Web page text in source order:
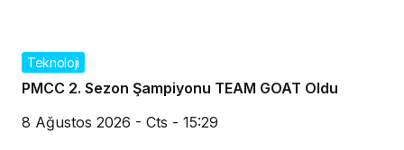
Teknoloji
PMCC 2. Sezon Şampiyonu TEAM GOAT Oldu
8 Ağustos 2026 - Cts - 15:29